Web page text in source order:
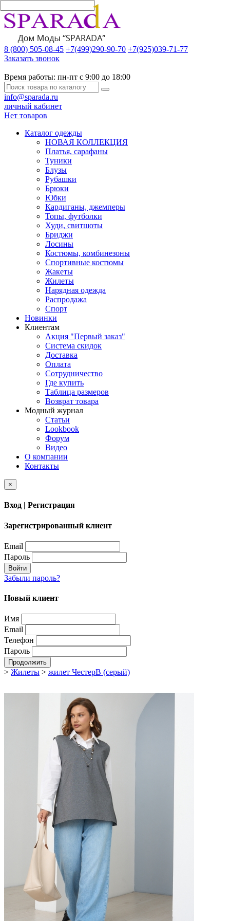
8 (800) 505-08-45 +7(499)290-90-70 +7(925)039-71-77
Заказать звонок
Время работы: пн-пт с 9:00 до 18:00
info@sparada.ru
личный кабинет
Нет товаров
Каталог одежды
НОВАЯ КОЛЛЕКЦИЯ
Платья, сарафаны
Туники
Блузы
Рубашки
Брюки
Юбки
Кардиганы, джемперы
Топы, футболки
Худи, свитшоты
Бриджи
Лосины
Костюмы, комбинезоны
Спортивные костюмы
Жакеты
Жилеты
Нарядная одежда
Распродажа
Спорт
Новинки
Клиентам
Акция "Первый заказ"
Система скидок
Доставка
Оплата
Сотрудничество
Где купить
Таблица размеров
Возврат товара
Модный журнал
Статьи
Lookbook
Форум
Видео
О компании
Контакты
×
Вход | Регистрация
Зарегистрированный клиент
Email
Пароль
Войти
Забыли пароль?
Новый клиент
Имя
Email
Телефон
Пароль
Продолжить
> Жилеты > жилет ЧестерВ (серый)